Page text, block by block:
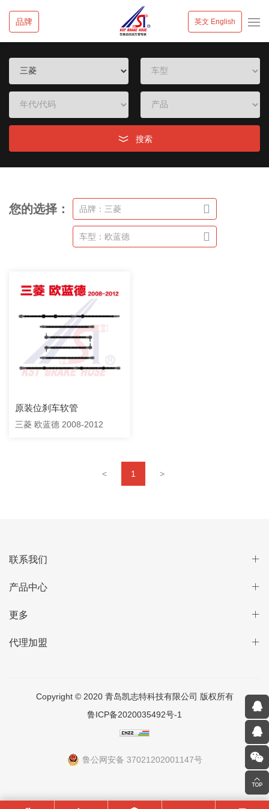
品牌 英文 English
搜索
您的选择： 品牌：三菱
车型：欧蓝德
原装位刹车软管
三菱 欧蓝德 2008-2012
< 1 >
联系我们
产品中心
更多
代理加盟
Copyright © 2020 青岛凯志特科技有限公司 版权所有
鲁ICP备2020035492号-1
鲁公网安备 37021202001147号